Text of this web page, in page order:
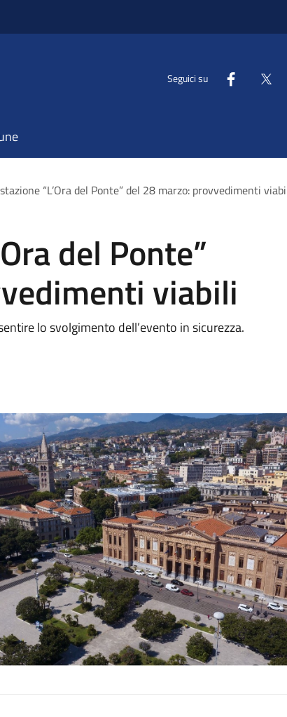
Seguici su
“L’Ora del Ponte” del 28 marzo: provvedimenti
del Ponte”
viabili
lo svolgimento dell’evento in sicurezza.